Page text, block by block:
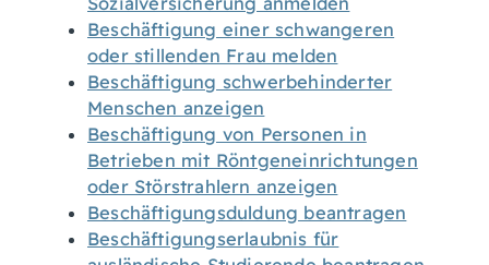
Beschäftigung einer schwangeren
oder stillenden Frau melden
Beschäftigung schwerbehinderter
Menschen anzeigen
Beschäftigung von Personen in
Betrieben mit Röntgeneinrichtungen
oder Störstrahlern anzeigen
Beschäftigungsduldung beantragen
Beschäftigungserlaubnis für